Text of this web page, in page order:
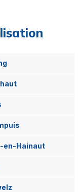
en-Hainaut